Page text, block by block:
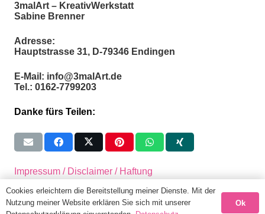
3malArt – KreativWerkstatt
Sabine Brenner
Adresse:
Hauptstrasse 31, D-79346 Endingen
E-Mail: info@3malArt.de
Tel.: 0162-7799203
Danke fürs Teilen:
Impressum / Disclaimer / Haftung
Datenschutzerklärung
Cookies erleichtern die Bereitstellung meiner Dienste. Mit der
Nutzung meiner Website erklären Sie sich mit unserer
Ok